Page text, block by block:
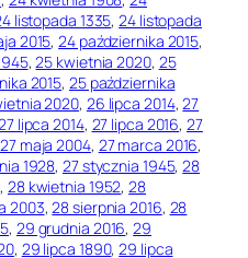
listopada 1335, 24 listopada
2015, 24 października 2015
, 25 kwietnia 2020, 25
2015, 25 października
2020, 26 lipca 2014, 27
lipca 2014, 27 lipca 2016, 27
27 maja 2004, 27 marca 2016
1928, 27 stycznia 1945, 28
, 28 kwietnia 1952, 28
2003, 28 sierpnia 2016, 28
, 29 grudnia 2016, 29
, 29 lipca 1890, 29 lipca